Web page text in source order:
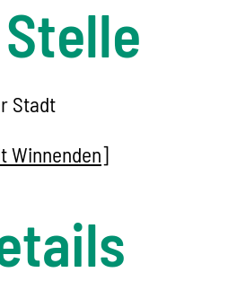
Stadt
Winnenden]